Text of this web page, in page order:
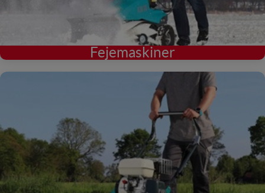
Fejemaskiner